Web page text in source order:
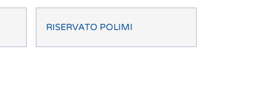
RISERVATO POLIMI